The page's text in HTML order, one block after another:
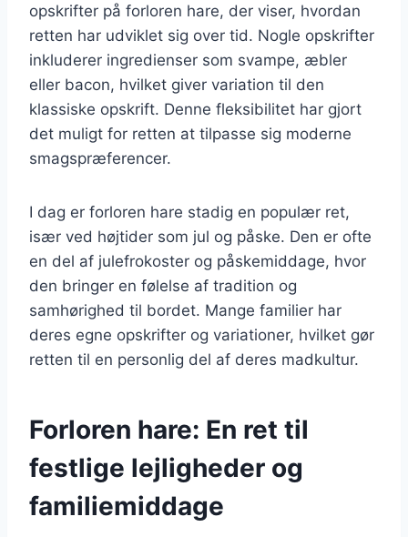
opskrifter på forloren hare, der viser, hvordan
retten har udviklet sig over tid. Nogle opskrifter
inkluderer ingredienser som svampe, æbler
eller bacon, hvilket giver variation til den
klassiske opskrift. Denne fleksibilitet har gjort
det muligt for retten at tilpasse sig moderne
smagspræferencer.
I dag er forloren hare stadig en populær ret,
især ved højtider som jul og påske. Den er ofte
en del af julefrokoster og påskemiddage, hvor
den bringer en følelse af tradition og
samhørighed til bordet. Mange familier har
deres egne opskrifter og variationer, hvilket gør
retten til en personlig del af deres madkultur.
Forloren hare: En ret til
festlige lejligheder og
familiemiddage